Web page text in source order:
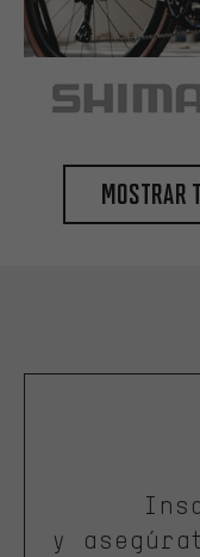
Mostrar
y